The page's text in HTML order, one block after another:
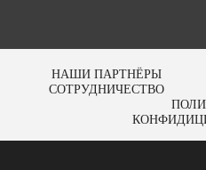
НАШИ ПАРТНЁРЫ
СОТРУДНИЧЕСТВО